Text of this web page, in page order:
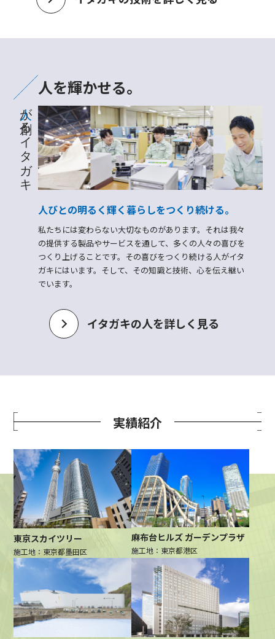
が創るイタガキ
人を輝かせる。
人びとの明るく輝く暮らしをつくり続ける。
私たちには変わらない大切なものがあります。それは我々
の提供する製品やサービスを通して、多くの人々の喜びを
つくり上げることです。その喜びをつくり続ける人がイタ
ガキにはいます。そして、その知識と技術、心を伝え継い
でいます。
イタガキの人を詳しく見る
実績紹介
東京スカイツリー
施工地：東京都墨田区
麻布台ヒルズ ガーデンプラザ
施工地：東京都港区